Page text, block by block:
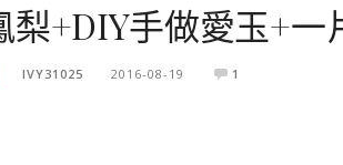
梨+DIY手做愛玉+一
IVY31025 2016-08-19 1